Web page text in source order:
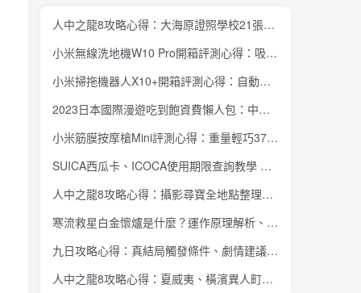
人中之龍8攻略心得：大海原證照學校21張證照必勝法 全考題200題答案整理
小米無線洗地機W10 Pro開箱評測心得：吸塵拖地清洗3合1、90度可調式機身、續航力35分鐘、售價15995元
小米掃拖機器人X10+開箱評測心得：自動洗拖布與集塵、旋轉式拖布更乾淨、連續使用2小時、售價26995元
2023日本國際漫遊吃到飽資費懶人包：中華電信、遠傳電信、台灣大哥大、台灣之星、亞太電信
小米筋膜按摩槍Mini評測心得：重量輕巧375公克、3種替換頭和3種模式、售價2295元
SUICA西瓜卡、ICOCA使用期限查詢教學 最後使用日10年內都有效 Android、iOS都適用
人中之龍8攻略心得：攝影尋寶全地點整理、70個夏威夷與40個橫濱拍攝位置圖解
寒流救星白金懷爐是什麼？運作原理解析、相比電暖蛋有哪些優缺點？懷爐挑選方法介紹
九日攻略心得：真結局觸發條件、劇情建議攻略順序、全流程過關整理
人中之龍8攻略心得：夏威夷、橫濱異人町、神室町 全部14位神秘捏捏NPC地圖位置整理